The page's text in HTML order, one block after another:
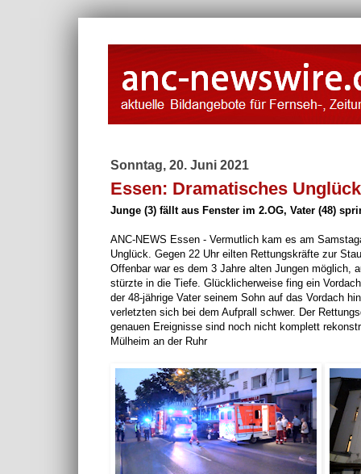
Sonntag, 20. Juni 2021
Essen: Dramatisches
Junge (3) fällt aus Fenster im 2.OG, Vater (48)
ANC-NEWS Essen - Vermutlich kam es am
Unglück. Gegen 22 Uhr eilten Rettungskräfte zur
Offenbar war es dem 3 Jahre alten Jungen möglich,
stürzte in die Tiefe. Glücklicherweise fing ein
der 48-jährige Vater seinem Sohn auf das Vordach
verletzten sich bei dem Aufprall schwer. Der
genauen Ereignisse sind noch nicht komplett
Mülheim an der Ruhr